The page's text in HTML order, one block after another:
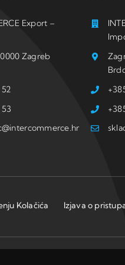
Export –
Zagreb
Kolačića Izjava o